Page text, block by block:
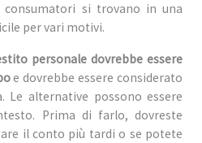
si trovano in una
per vari motivi.
personale dovrebbe essere
e dovrebbe essere considerato
Le alternative possono essere
Prima di farlo, dovreste
il conto più tardi o se potete